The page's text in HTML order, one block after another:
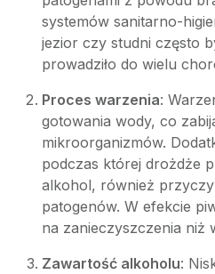
systemów sanitarno-
jezior czy studni często
prowadziło do wielu
Proces warzenia:
gotowania wody, co
mikroorganizmów.
podczas której drożdże
alkohol, również
patogenów. W efekcie
na zanieczyszczenia niż
Zawartość alkoholu: